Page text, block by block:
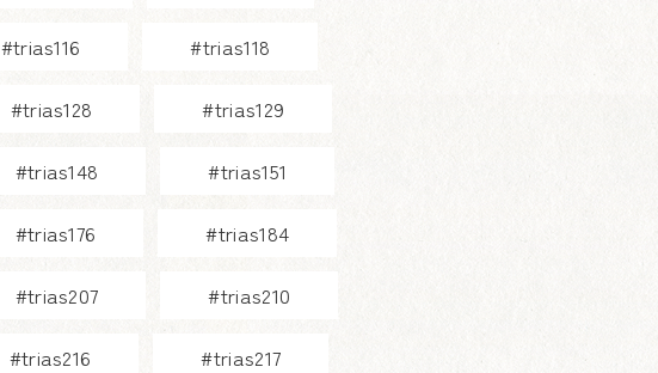
#trias116 #trias118
#trias128 #trias129
#trias148 #trias151
#trias176 #trias184
#trias207 #trias210
#trias216 #trias217